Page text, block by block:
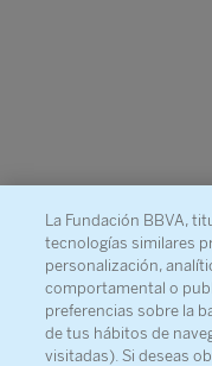
La Fundación BBVA,
tecnologías similares
personalización,
comportamental o
preferencias sobre la
de tus hábitos de
visitadas). Si deseas